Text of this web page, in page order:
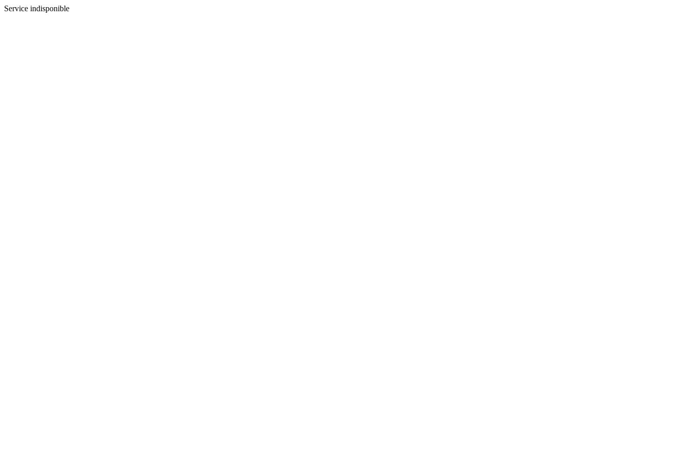
Service indisponible